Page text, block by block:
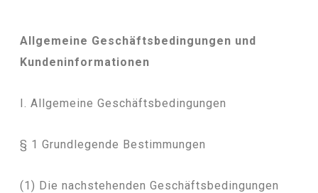
Allgemeine Geschäftsbedingungen und
Kundeninformationen
I. Allgemeine Geschäftsbedingungen
§ 1 Grundlegende Bestimmungen
(1) Die nachstehenden Geschäftsbedingungen